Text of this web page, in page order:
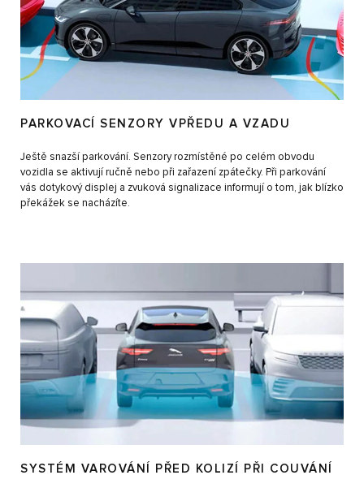
PARKOVACÍ SENZORY VPŘEDU A VZADU
Ještě snazší parkování. Senzory rozmístěné po celém obvodu
vozidla se aktivují ručně nebo při zařazení zpátečky. Při parkování
vás dotykový displej a zvuková signalizace informují o tom, jak blízko
překážek se nacházíte.
SYSTÉM VAROVÁNÍ PŘED KOLIZÍ PŘI COUVÁNÍ